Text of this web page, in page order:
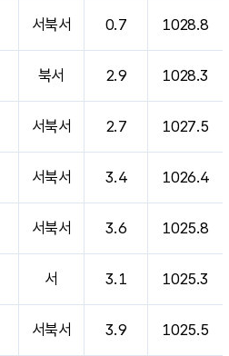
서북서 0.7 1028.8
북서 2.9 1028.3
서북서 2.7 1027.5
서북서 3.4 1026.4
서북서 3.6 1025.8
서 3.1 1025.3
서북서 3.9 1025.5